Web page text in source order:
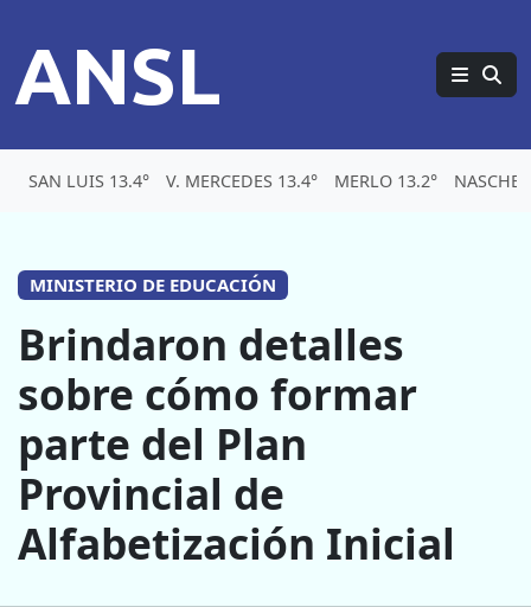
ANSL
SAN LUIS 13.4° V. MERCEDES 13.4° MERLO 13.2°
MINISTERIO DE EDUCACIÓN
Brindaron detalles
sobre cómo formar
parte del Plan
Provincial de
Alfabetización Inicial